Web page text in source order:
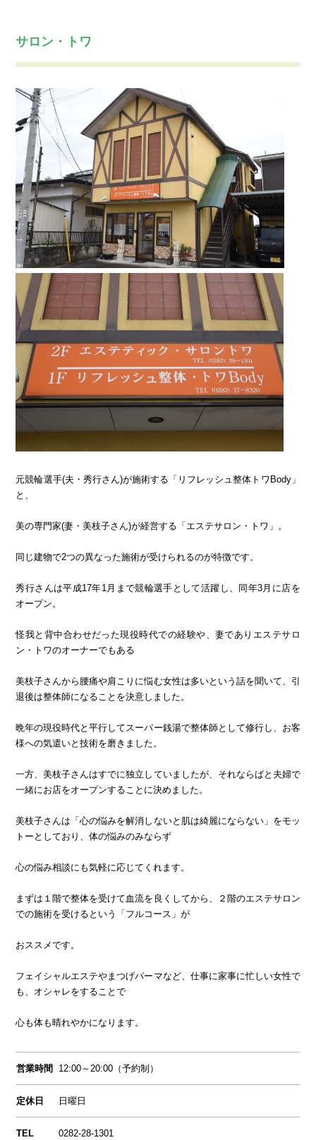
サロン・トワ
元競輪選手(夫・秀行さん)が施術する「リフレッシュ整体トワBody」
と、
美の専門家(妻・美枝子さん)が経営する「エステサロン・トワ」。
同じ建物で2つの異なった施術が受けられるのが特徴です。
秀行さんは平成17年1月まで競輪選手として活躍し、同年3月に店を
オープン。
怪我と背中合わせだった現役時代での経験や、妻でありエステサロ
ン・トワのオーナーでもある
美枝子さんから腰痛や肩こりに悩む女性は多いという話を聞いて、引
退後は整体師になることを決意しました。
晩年の現役時代と平行してスーパー銭湯で整体師として修行し、お客
様への気遣いと技術を磨きました。
一方、美枝子さんはすでに独立していましたが、それならばと夫婦で
一緒にお店をオープンすることに決めました。
美枝子さんは「心の悩みを解消しないと肌は綺麗にならない」をモッ
トーとしており、体の悩みのみならず
心の悩み相談にも気軽に応じてくれます。
まずは１階で整体を受けて血流を良くしてから、２階のエステサロン
での施術を受けるという「フルコース」が
おススメです。
フェイシャルエステやまつげパーマなど、仕事に家事に忙しい女性で
も、オシャレをすることで
心も体も晴れやかになります。
営業時間 12:00～20:00（予約制）
定休日 日曜日
TEL 0282-28-1301